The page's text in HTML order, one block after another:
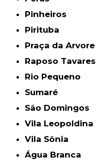
Pinheiros
Pirituba
Praça da Arvore
Raposo Tavares
Rio Pequeno
Sumaré
São Domingos
Vila Leopoldina
Vila Sônia
Água Branca